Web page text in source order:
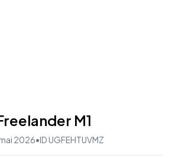
M1
2026•ID UGFEHTUVMZ